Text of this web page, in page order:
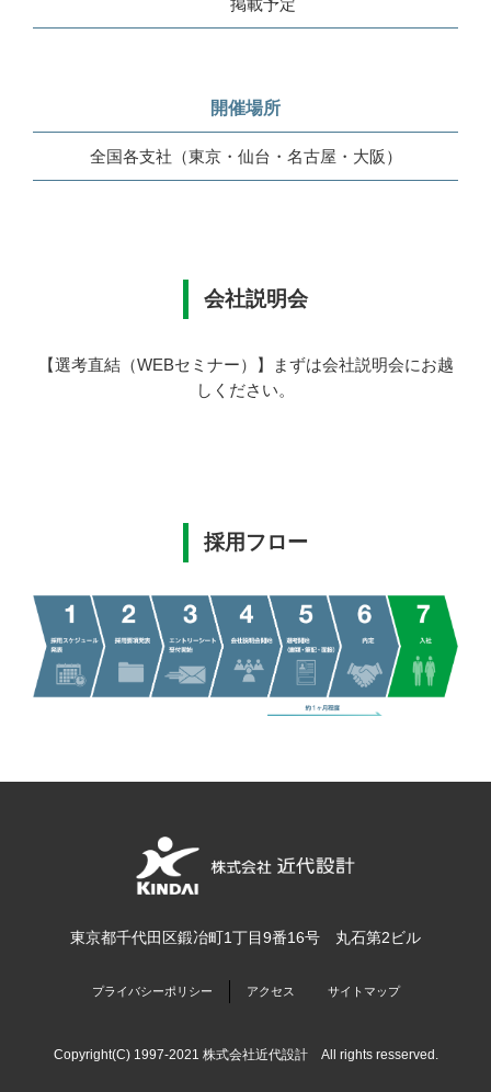
開催場所
全国各支社（東京・仙台・名古屋・大阪）
会社説明会
【選考直結（WEBセミナー）】
まずは会社説明会にお越
しください。
採用フロー
東京都千代田区鍛冶町1丁目9番16号 丸石第2ビル
プライバシーポリシー アクセス サイトマップ
Copyright(C) 1997-2021 株式会社近代設計 All rights resserved.